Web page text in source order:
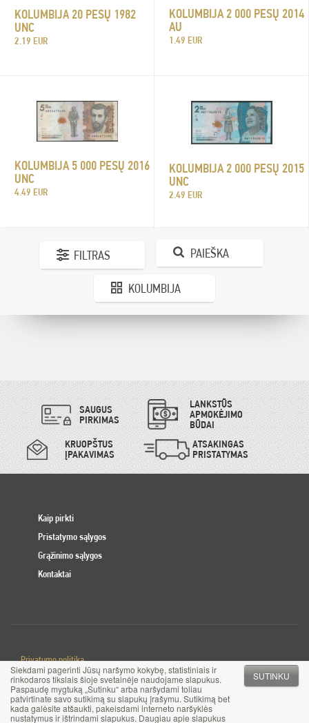
Siekdami pagerinti Jūsų naršymo kokybę, statistiniais ir
rinkodaros tikslais šioje svetainėje naudojame slapukus.
Paspaudę mygtuką „Sutinku“ arba naršydami toliau
patvirtinate savo sutikimą su slapukų įrašymu. Sutikimą bet
kada galėsite atšaukti, pakeisdami interneto naršyklės
nustatymus ir ištrindami slapukus. Daugiau apie slapukus
SUTINKU
KOLUMBIJA 20 PESŲ 1982
UNC
2.19 EUR
KOLUMBIJA 2 000 PESŲ 2014
AU
1.49 EUR
KOLUMBIJA 5 000 PESŲ 2016
UNC
4.49 EUR
KOLUMBIJA 2 000 PESŲ 2015
UNC
2.49 EUR
FILTRAS PAIEŠKA
KOLUMBIJA
SAUGUS
PIRKIMAS
LANKSTŪS
APMOKĖJIMO
BŪDAI
KRUOPŠTUS
ĮPAKAVIMAS
ATSAKINGAS
PRISTATYMAS
Kaip pirkti
Pristatymo sąlygos
Grąžinimo sąlygos
Kontaktai
Privatumo politika
Slapuku politika
© 2017 MB Pinigai.lt. Visos teisės saugomos